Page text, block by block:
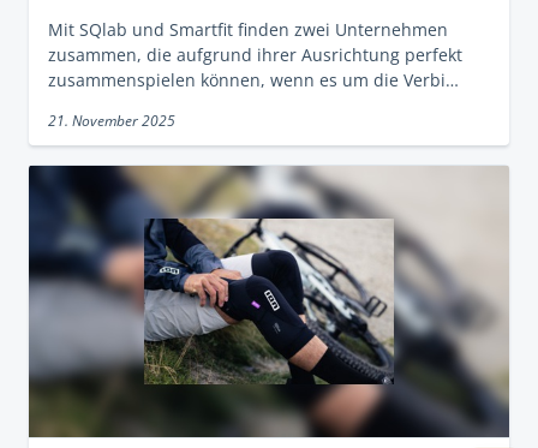
Mit SQlab und Smartfit finden zwei Unternehmen
zusammen, die aufgrund ihrer Ausrichtung perfekt
zusammenspielen können, wenn es um die Verbi…
21. November 2025